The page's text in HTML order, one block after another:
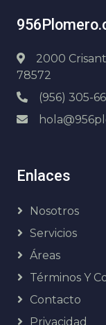
2000
78572
(956) 305-
Enlaces
Nosotros
Servicios
Áreas
Términos Y
Contacto
Privacidad